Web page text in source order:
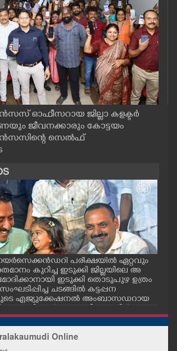
ഓഫീസറായ ജില്ലാ കളക്ടര്‍
ജീവനക്കാരും കോട്ടയം
സെല്‍ഫ്
പരീക്ഷയിൽ ഏറ്റവും
കുറിച്ച ഇടുക്കി ജില്ലയിലെ അ
ഇടുക്കി തൊടുപുഴ ഉത്രം
ചടങ്ങിൽ കട്ടപ്പന
എജ്യുക്കേഷനൽ അംബാസഡറായ
അഭിനന്ദിച്ചപ്പോൾ. ശാരീരിക പ
പ്ലസ്ടു പരീക്ഷയിൽ എല്ലാ വിഷയ
നേടിയതോടെയാണ് എസ്തർ ശ്രദ്ധേയ
പ്രചോദനമാവുമെന്ന
Online